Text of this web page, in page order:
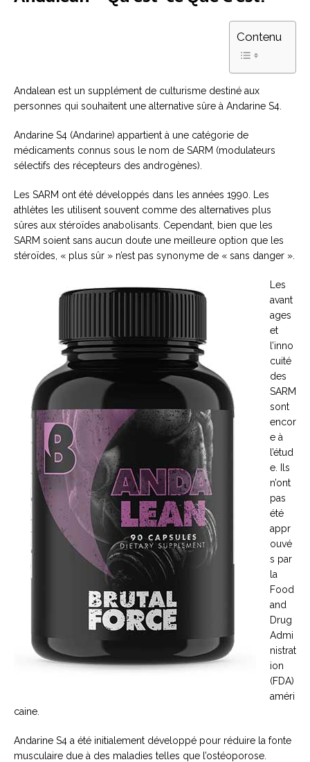
Contenu
Andalean est un supplément de culturisme destiné aux
personnes qui souhaitent une alternative sûre à Andarine S4.
Andarine S4 (Andarine) appartient à une catégorie de
médicaments connus sous le nom de SARM (modulateurs
sélectifs des récepteurs des androgènes).
Les SARM ont été développés dans les années 1990. Les
athlètes les utilisent souvent comme des alternatives plus
sûres aux stéroïdes anabolisants. Cependant, bien que les
SARM soient sans aucun doute une meilleure option que les
stéroïdes, « plus sûr » n’est pas synonyme de « sans danger ».
Les
avant
ages
et
l’inno
cuité
des
SARM
sont
encor
e à
l’étud
e. Ils
n’ont
pas
été
appr
ouvé
s par
la
Food
and
Drug
Admi
nistrat
ion
(FDA)
améri
caine.
Andarine S4 a été initialement développé pour réduire la fonte
musculaire due à des maladies telles que l’ostéoporose.